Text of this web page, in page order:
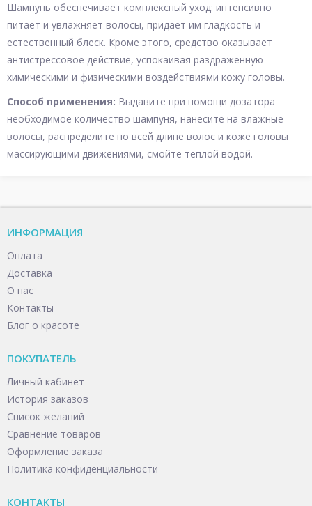
Шампунь обеспечивает комплексный уход: интенсивно
питает и увлажняет волосы, придает им гладкость и
естественный блеск. Кроме этого, средство оказывает
антистрессовое действие, успокаивая раздраженную
химическими и физическими воздействиями кожу головы.
Способ применения: Выдавите при помощи дозатора
необходимое количество шампуня, нанесите на влажные
волосы, распределите по всей длине волос и коже головы
массирующими движениями, смойте теплой водой.
ИНФОРМАЦИЯ
Оплата
Доставка
О нас
Контакты
Блог о красоте
ПОКУПАТЕЛЬ
Личный кабинет
История заказов
Список желаний
Сравнение товаров
Оформление заказа
Политика конфиденциальности
КОНТАКТЫ